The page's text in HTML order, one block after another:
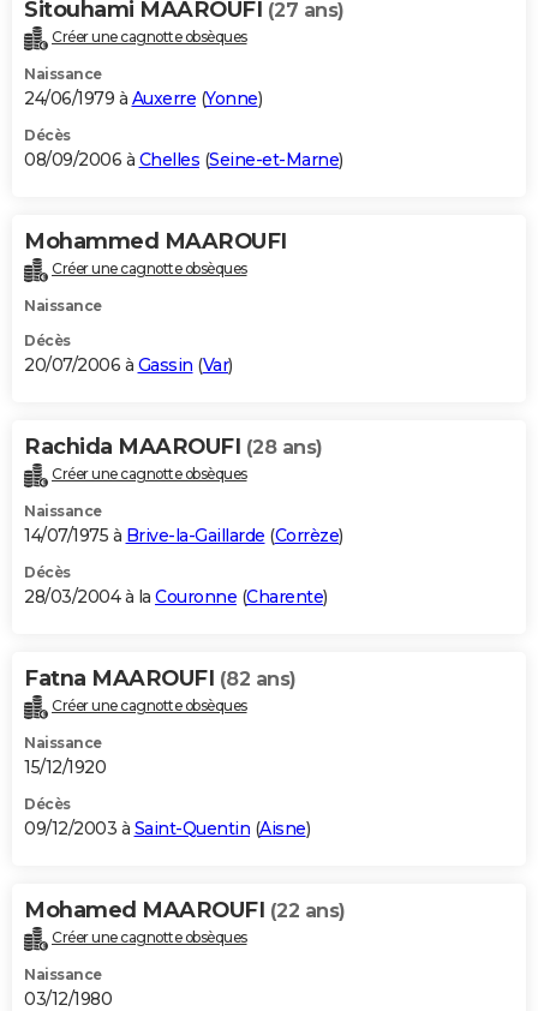
Sitouhami MAAROUFI (27 ans)
Créer une cagnotte obsèques
Naissance
24/06/1979 à Auxerre (Yonne)
Décès
08/09/2006 à Chelles (Seine-et-Marne)
Mohammed MAAROUFI
Créer une cagnotte obsèques
Naissance
Décès
20/07/2006 à Gassin (Var)
Rachida MAAROUFI (28 ans)
Créer une cagnotte obsèques
Naissance
14/07/1975 à Brive-la-Gaillarde (Corrèze)
Décès
28/03/2004 à la Couronne (Charente)
Fatna MAAROUFI (82 ans)
Créer une cagnotte obsèques
Naissance
15/12/1920
Décès
09/12/2003 à Saint-Quentin (Aisne)
Mohamed MAAROUFI (22 ans)
Créer une cagnotte obsèques
Naissance
03/12/1980